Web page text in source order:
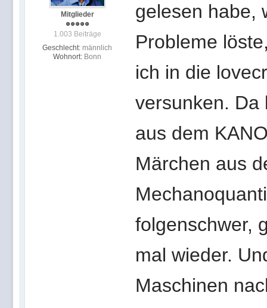
Mitglieder
1.003 Beiträge
Geschlecht: männlich
Wohnort: Bonn
gelesen habe,
Probleme
ich in die
versunken. Da
aus dem
Märchen aus
folgenschwer,
mal wieder.
Maschinen